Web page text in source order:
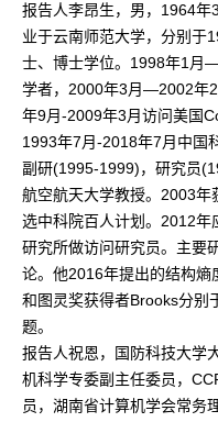
报告人李昂生，男，1964
业于云南师范大学，分别于
士、博士学位。1998年1月
学者，2000年3月—2002年
年9月-2009年3月访问美国
1993年7月-2018年7月中国
副研(1995-1999)，研究员
航空航天大学教授。2003年
选中科院百人计划。2012年
研究所做访问研究员。主要
论。他2016年提出的结构熵
和图灵奖获得者Brooks分别
题。
报告人祝恩，国防科技大学
机科学专委副主任委员，
员，湖南省计算机学会常务